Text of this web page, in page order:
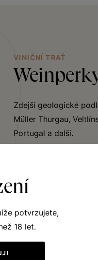
VINIČNÍ TRAŤ
Zdejší geologické
Müller Thurgau,
Portugal a další.
potvrzujete,
18 let.